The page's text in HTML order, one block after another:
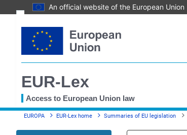
An official website of the European Union
to
content
EUR-Lex
Access to European Union law
You
here
EUROPA EUR-Lex home Summaries of EU legislation
Document information
Permanent link
Download notice